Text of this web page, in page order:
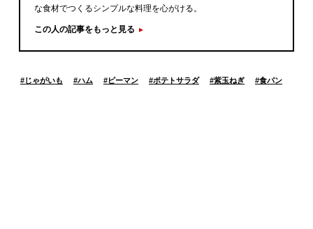
な食材でつくるシンプルな料理を心がける。
この人の記事をもっと見る
#じゃがいも #ハム #ピーマン #ポテトサラダ #紫玉ねぎ #食パン